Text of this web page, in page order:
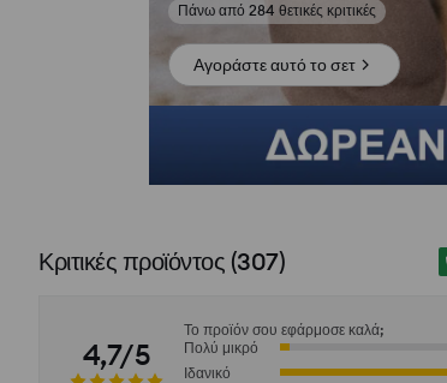
Δες φωτογραφίες από αξιολογήσεις
Αγοράστε αυτό το σετ
Κριτικές προϊόντος (307)
4,7/5
Το προϊόν σου εφάρμοσε καλά;
Πολύ μικρό
Ιδανικό